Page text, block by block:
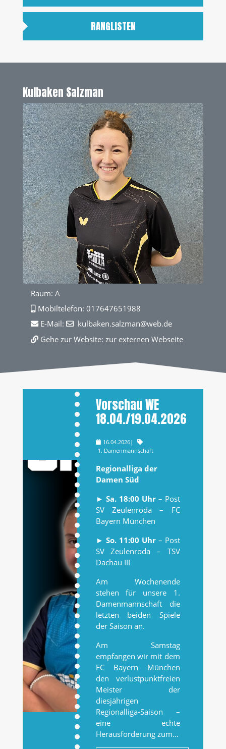
RANGLISTEN
Kulbaken Salzman
Raum: A
Mobiltelefon: 017647651988
E-Mail:
kulbaken.salzman@web.de
Gehe zur Website: zur externen Webseite
Vorschau WE
18.04./19.04.2026
16.04.2026|
1. Damenmannschaft
Regionalliga der
Damen Süd
► Sa. 18:00 Uhr– Post
SV Zeulenroda – FC
Bayern München
► So. 11:00 Uhr– Post
SV Zeulenroda – TSV
Dachau III
Am Wochenende
stehen für unsere 1.
Damenmannschaft die
letzten beiden Spiele
der Saison an.
Am Samstag
empfangen wir mit dem
FC Bayern München
den verlustpunktfreien
Meister der
diesjährigen
Regionalliga-Saison –
eine echte
Herausforderung zum…